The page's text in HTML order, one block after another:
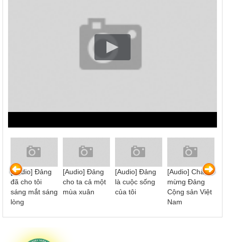
[Audio] Đảng
đã cho tôi
sáng mắt sáng
lòng
[Audio] Đảng
cho ta cả một
mùa xuân
[Audio] Đảng
là cuộc sống
của tôi
[Audio] Chào
mừng Đảng
Cộng sản Việt
Nam